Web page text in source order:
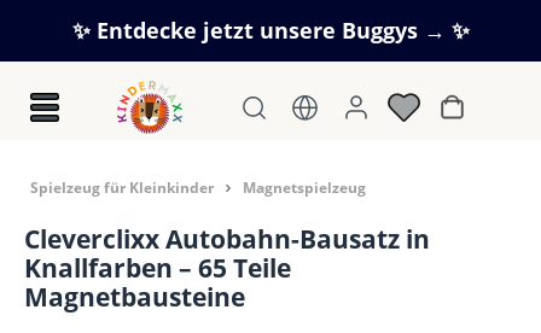
Zum Hauptinhalt springen
✨ Entdecke jetzt unsere Buggys → ✨
Spielzeug für Kleinkinder Magnetspielzeug
Cleverclixx Autobahn-Bausatz in
Knallfarben – 65 Teile
Magnetbausteine